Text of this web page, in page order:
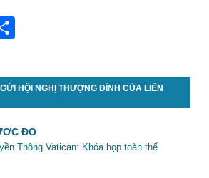
ar
e
HỘI NGHỊ THƯỢNG ĐỈNH CỦA LIÊN
ĐÓ
Thông Vatican: Khóa họp toàn thể